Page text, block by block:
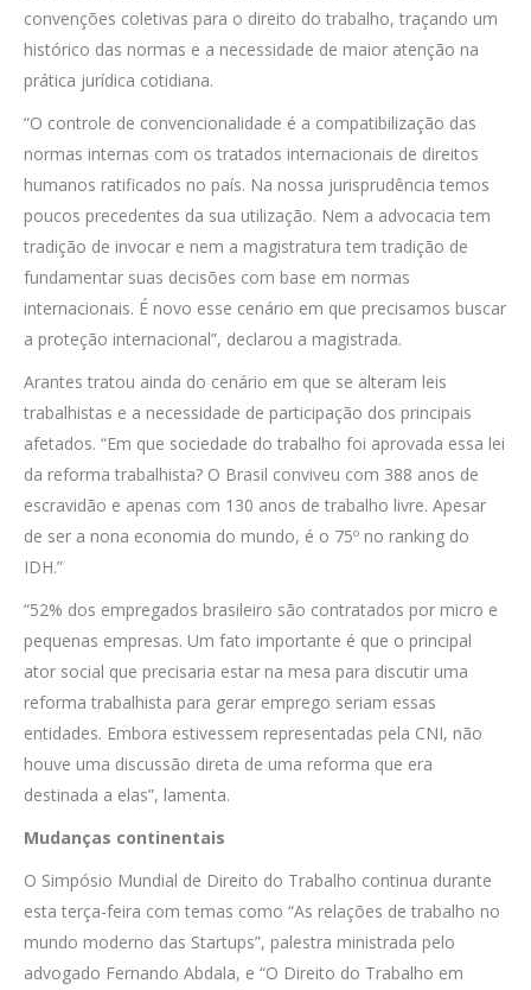
convenções coletivas para o direito do trabalho, traçando um
histórico das normas e a necessidade de maior atenção na
prática jurídica cotidiana.
“O controle de convencionalidade é a compatibilização das
normas internas com os tratados internacionais de direitos
humanos ratificados no país. Na nossa jurisprudência temos
poucos precedentes da sua utilização. Nem a advocacia tem
tradição de invocar e nem a magistratura tem tradição de
fundamentar suas decisões com base em normas
internacionais. É novo esse cenário em que precisamos buscar
a proteção internacional”, declarou a magistrada.
Arantes tratou ainda do cenário em que se alteram leis
trabalhistas e a necessidade de participação dos principais
afetados. “Em que sociedade do trabalho foi aprovada essa lei
da reforma trabalhista? O Brasil conviveu com 388 anos de
escravidão e apenas com 130 anos de trabalho livre. Apesar
de ser a nona economia do mundo, é o 75º no ranking do
IDH.”
“52% dos empregados brasileiro são contratados por micro e
pequenas empresas. Um fato importante é que o principal
ator social que precisaria estar na mesa para discutir uma
reforma trabalhista para gerar emprego seriam essas
entidades. Embora estivessem representadas pela CNI, não
houve uma discussão direta de uma reforma que era
destinada a elas”, lamenta.
Mudanças continentais
O Simpósio Mundial de Direito do Trabalho continua durante
esta terça-feira com temas como “As relações de trabalho no
mundo moderno das Startups”, palestra ministrada pelo
advogado Fernando Abdala, e “O Direito do Trabalho em